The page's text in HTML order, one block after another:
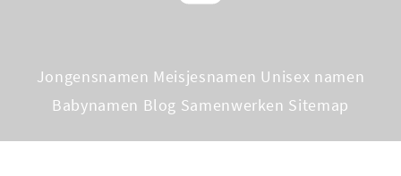
Jongensnamen Meisjesnamen Unisex namen
Babynamen Blog Samenwerken Sitemap